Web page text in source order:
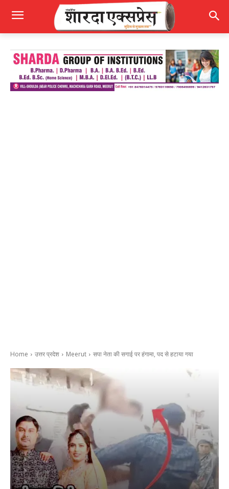
Home उत्तर प्रदेश Meerut सपा नेता की सगाई पर हंगामा, पद से हटाया गया